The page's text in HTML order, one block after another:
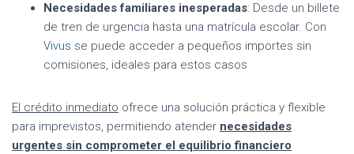
Necesidades familiares inesperadas: Desde un billete
de tren de urgencia hasta una matrícula escolar. Con
Vivus se puede acceder a pequeños importes sin
comisiones, ideales para estos casos
El crédito inmediato ofrece una solución práctica y flexible
para imprevistos, permitiendo atender necesidades
urgentes sin comprometer el equilibrio financiero